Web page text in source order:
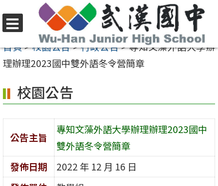
至
要
容
區
選
單
首頁>校園公告>行政公告>專知文藻外語大學辦
理辦理2023國中雙外語冬令營簡章
校園公告
公告主旨
專知文藻外語大學辦理辦理2023國中
雙外語冬令營簡章
發佈日期
2022 年 12 月 16 日